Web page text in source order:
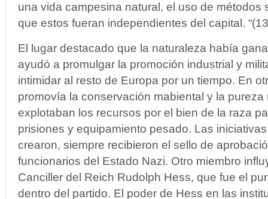
una vida campesina natural, el uso de métodos
que estos fueran independientes del capital.
El lugar destacado que la naturaleza había
ayudó a promulgar la promoción industrial y
intimidar al resto de Europa por un tiempo. En
promovía la conservación mabiental y la pureza
explotaban los recursos por el bien de la raza
prisiones y equipamiento pesado. Las
crearon, siempre recibieron el sello de
funcionarios del Estado Nazi. Otro miembro
Canciller del Reich Rudolph Hess, que fue el
dentro del partido. El poder de Hess en las